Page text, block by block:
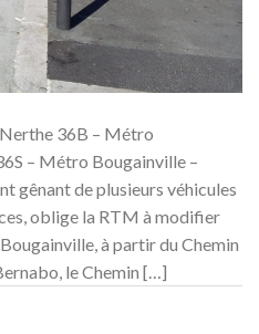
36B – Métro
– Métro Bougainville –
gênant de plusieurs véhicules
oblige la RTM à modifier
à partir du Chemin
le Chemin […]